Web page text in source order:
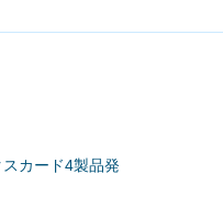
カード4製品発